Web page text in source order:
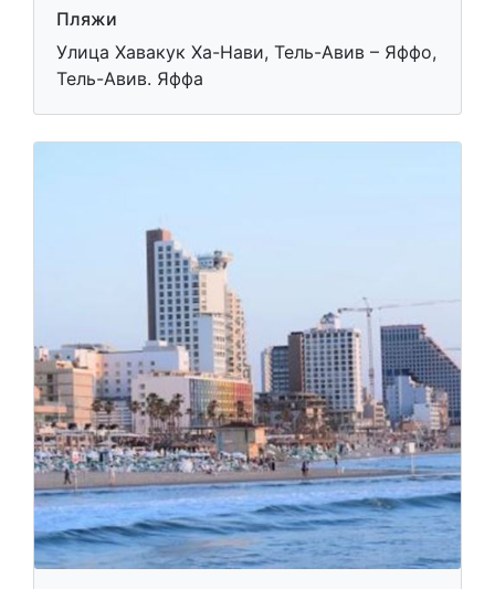
Пляжи
Улица Хавакук Ха-Нави, Тель-Авив – Яффо,
Тель-Авив. Яффа